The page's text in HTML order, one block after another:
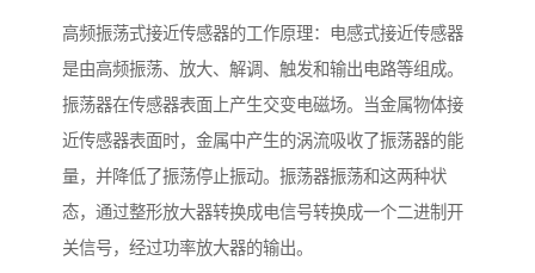
高频振荡式接近传感器的工作原理：电感式接近传感器
是由高频振荡、放大、解调、触发和输出电路等组成。
振荡器在传感器表面上产生交变电磁场。当金属物体接
近传感器表面时，金属中产生的涡流吸收了振荡器的能
量，并降低了振荡停止振动。振荡器振荡和这两种状
态，通过整形放大器转换成电信号转换成一个二进制开
关信号，经过功率放大器的输出。